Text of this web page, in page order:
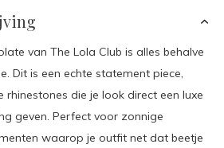
van The Lola Club is alles behalve
Dit is een echte statement piece,
die je look direct een luxe
geven. Perfect voor zonnige
waarop je outfit net dat beetje